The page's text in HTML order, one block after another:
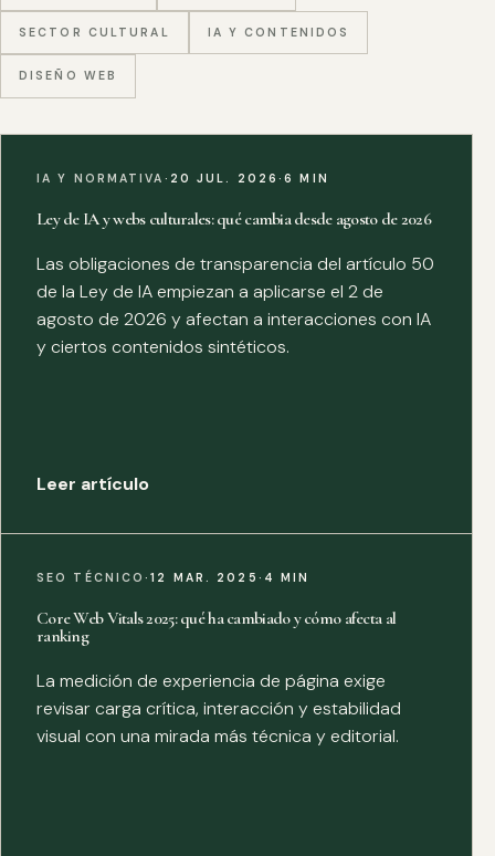
SECTOR CULTURAL IA Y CONTENIDOS
DISEÑO WEB
IA Y NORMATIVA · 20 JUL. 2026·6 MIN
Ley de IA y webs culturales: qué cambia desde agosto de 2026
Las obligaciones de transparencia del artículo 50
de la Ley de IA empiezan a aplicarse el 2 de
agosto de 2026 y afectan a interacciones con IA
y ciertos contenidos sintéticos.
Leer artículo
SEO TÉCNICO·12 MAR. 2025 · 4 MIN
Core Web Vitals 2025: qué ha cambiado y cómo afecta al
ranking
La medición de experiencia de página exige
revisar carga crítica, interacción y estabilidad
visual con una mirada más técnica y editorial.